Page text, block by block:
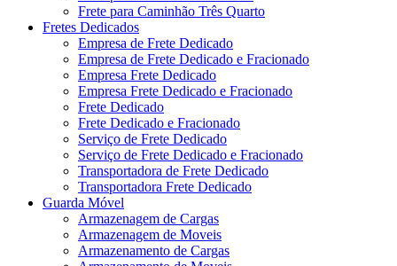
Frete para Caminhão Três Quarto
Fretes Dedicados
Empresa de Frete Dedicado
Empresa de Frete Dedicado e Fracionado
Empresa Frete Dedicado
Empresa Frete Dedicado e Fracionado
Frete Dedicado
Frete Dedicado e Fracionado
Serviço de Frete Dedicado
Serviço de Frete Dedicado e Fracionado
Transportadora de Frete Dedicado
Transportadora Frete Dedicado
Guarda Móvel
Armazenagem de Cargas
Armazenagem de Moveis
Armazenamento de Cargas